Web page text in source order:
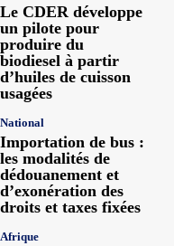
Le CDER développe
un pilote pour
produire du
biodiesel à partir
d’huiles de cuisson
usagées
National
Importation de bus :
les modalités de
dédouanement et
d’exonération des
droits et taxes fixées
Afrique